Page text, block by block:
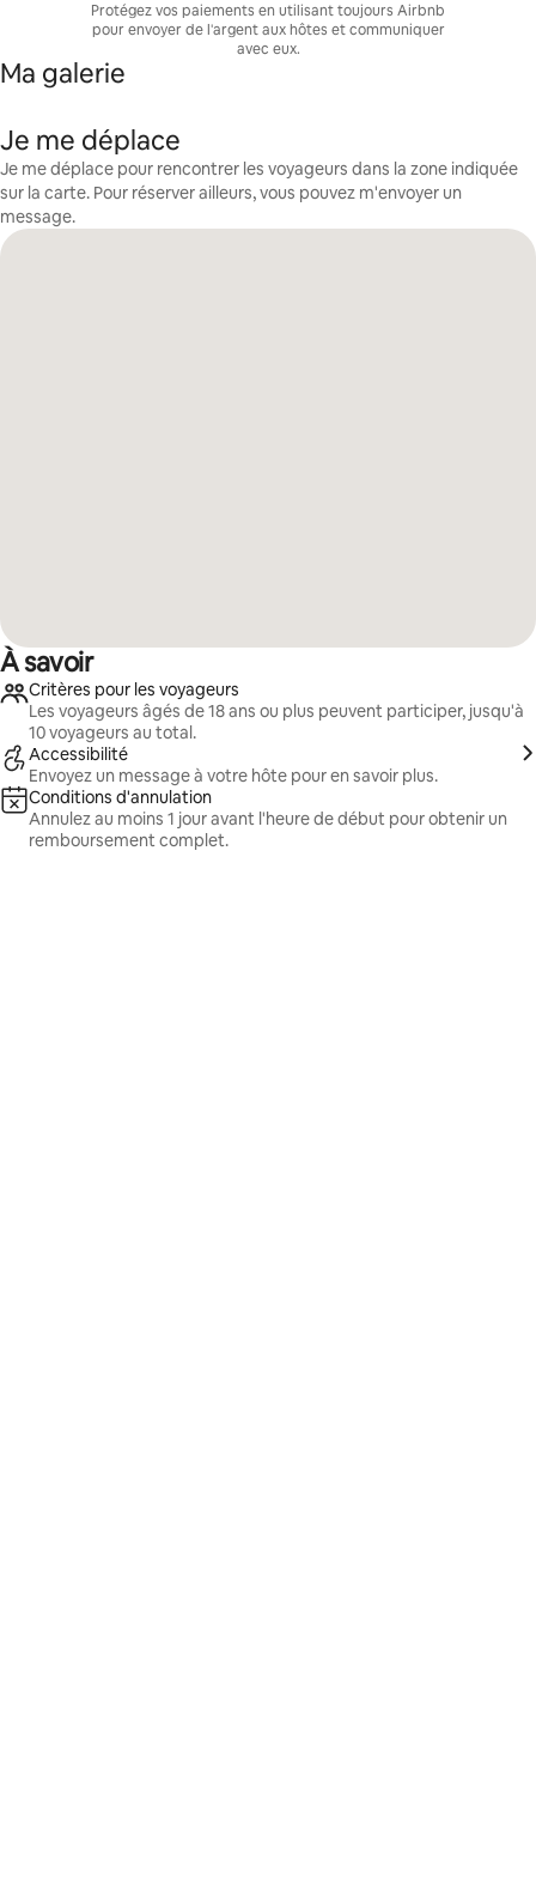
Protégez vos paiements en utilisant toujours Airbnb
pour envoyer de l'argent aux hôtes et communiquer
avec eux.
Ma galerie
Je me déplace
Je me déplace pour rencontrer les voyageurs dans la zone indiquée
sur la carte. Pour réserver ailleurs, vous pouvez m'envoyer un
message.
À savoir
Critères pour les voyageurs
Les voyageurs âgés de 18 ans ou plus peuvent participer, jusqu'à
10 voyageurs au total.
Accessibilité
Envoyez un message à votre hôte pour en savoir plus.
Conditions d'annulation
Annulez au moins 1 jour avant l'heure de début pour obtenir un
remboursement complet.